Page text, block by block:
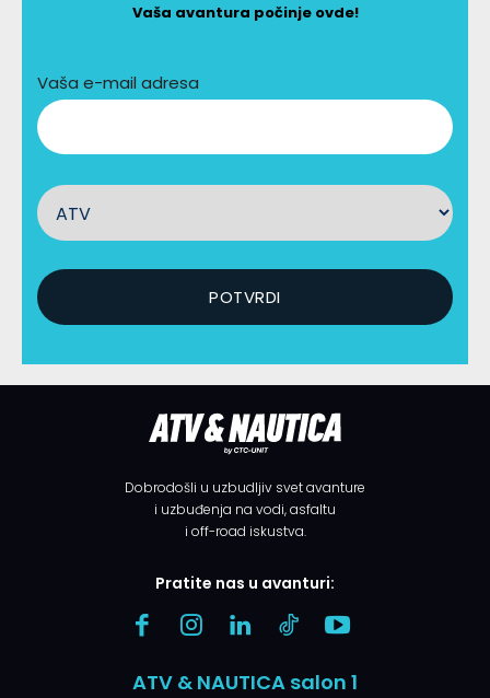
Vaša avantura počinje ovde!
Vaša e-mail adresa
Dobrodošli u uzbudljiv svet avanture
i uzbuđenja na vodi, asfaltu
i off-road iskustva.
Pratite nas u avanturi:
ATV & NAUTICA salon 1